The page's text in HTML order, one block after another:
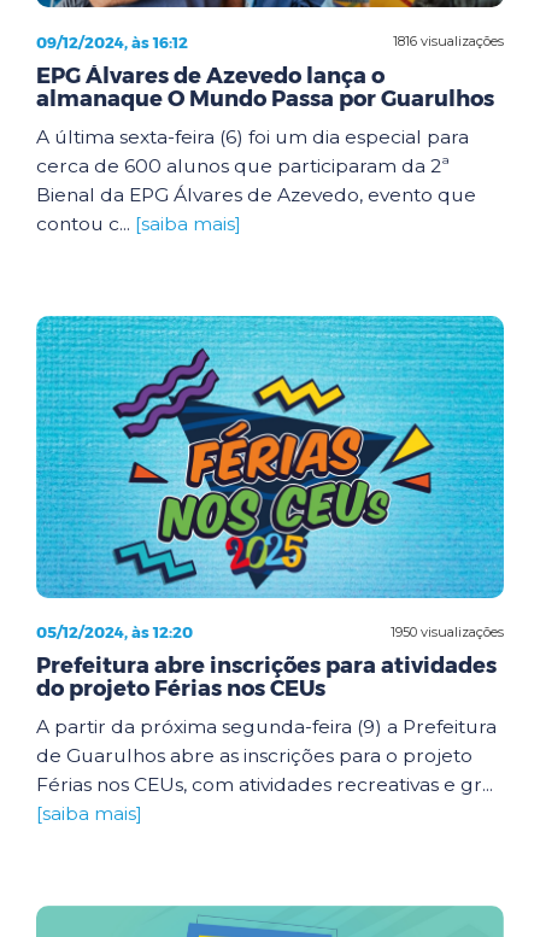
1816 visualizações
09/12/2024, às 16:12
EPG Álvares de Azevedo lança o
almanaque O Mundo Passa por Guarulhos
A última sexta-feira (6) foi um dia especial para
cerca de 600 alunos que participaram da 2ª
Bienal da EPG Álvares de Azevedo, evento que
contou c... [saiba mais]
1950 visualizações
05/12/2024, às 12:20
Prefeitura abre inscrições para atividades
do projeto Férias nos CEUs
A partir da próxima segunda-feira (9) a Prefeitura
de Guarulhos abre as inscrições para o projeto
Férias nos CEUs, com atividades recreativas e gr...
[saiba mais]